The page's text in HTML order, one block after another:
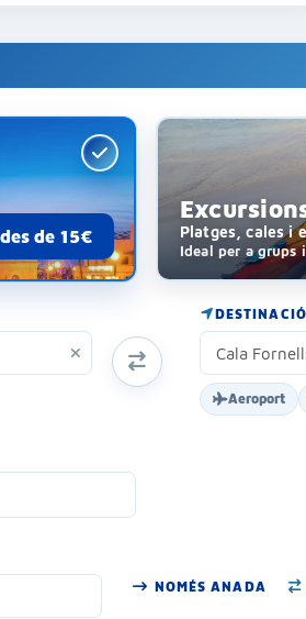
des de 15€ Platges, cales i
Ideal per a grups
DESTINACIÓ
Aeroport
INTERCANVIAR ORIGEN I
NOMÉS ANADA